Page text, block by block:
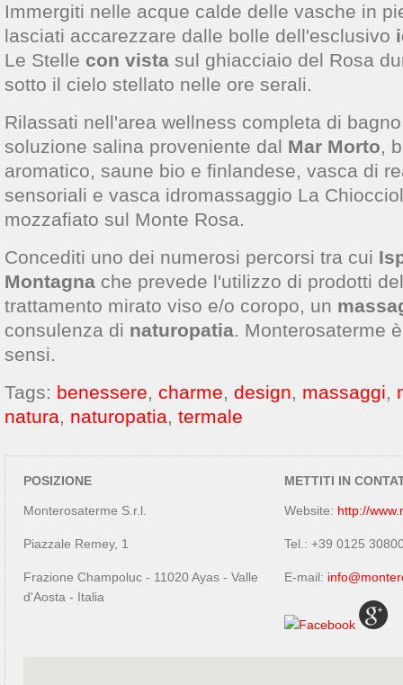
Immergiti nelle acque calde delle vasche in
lasciati accarezzare dalle bolle dell'esclusivo
Le Stelle con vista sul ghiacciaio del Rosa
sotto il cielo stellato nelle ore serali.
Rilassati nell'area wellness completa di
soluzione salina proveniente dal Mar Morto,
aromatico, saune bio e finlandese, vasca di
sensoriali e vasca idromassaggio La
mozzafiato sul Monte Rosa.
Concediti uno dei numerosi percorsi tra cui
Montagna che prevede l'utilizzo di prodotti
trattamento mirato viso e/o coropo, un
consulenza di naturopatia. Monterosaterme
sensi.
Tags: benessere, charme, design, massaggi,
natura, naturopatia, termale
POSIZIONE
Monterosaterme S.r.l.
Piazzale Remey, 1
Frazione Champoluc - 11020 Ayas - Valle
d'Aosta - Italia
METTITI IN
Website: http://
Tel.: +39 0125
E-mail: